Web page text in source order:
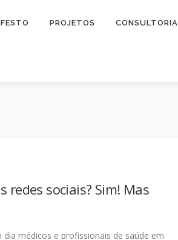
PROJETOS CONSULTORIA
redes sociais? Sim! Mas
médicos e profissionais de saúde em